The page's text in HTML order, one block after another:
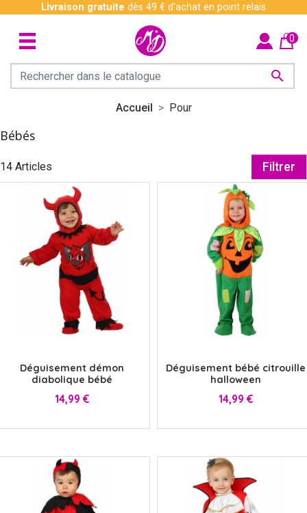
Livraison gratuite dès 49 € d'achat en point relais

0
Accueil Pour
Bébés
14 Articles Filtrer
Déguisement démon
diabolique bébé
Prix
14,99 €
Déguisement bébé citrouille
halloween
Prix
14,99 €